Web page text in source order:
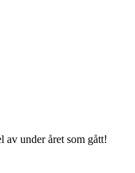
av under året som gått!